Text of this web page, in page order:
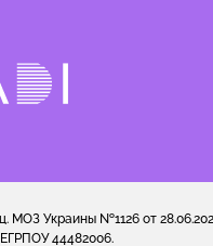
МОЗ Украины №1126 от
44482006.